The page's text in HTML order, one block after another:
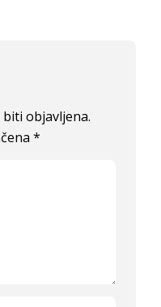
objavljena.
*